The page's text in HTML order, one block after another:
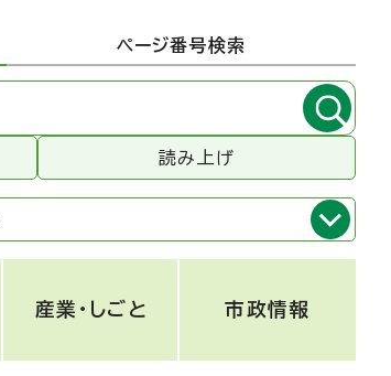
ページ番号検索
読み上げ
産業・しごと 市政情報